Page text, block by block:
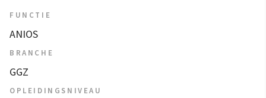
FUNCTIE
ANIOS
BRANCHE
GGZ
OPLEIDINGSNIVEAU